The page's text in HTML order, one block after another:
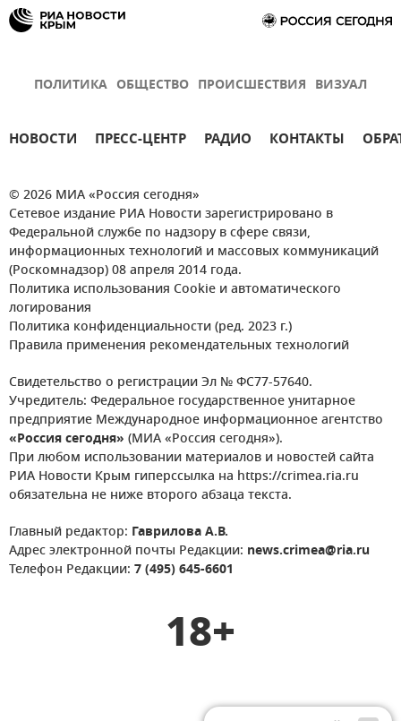
ПОЛИТИКА ОБЩЕСТВО ПРОИСШЕСТВИЯ ВИЗУАЛ
НОВОСТИ ПРЕСС-ЦЕНТР РАДИО КОНТАКТЫ
© 2026 МИА «Россия сегодня»
Сетевое издание РИА Новости зарегистрировано в
Федеральной службе по надзору в сфере связи,
информационных технологий и массовых коммуникаций
(Роскомнадзор) 08 апреля 2014 года.
Политика использования Cookie и автоматического
логирования
Политика конфиденциальности (ред. 2023 г.)
Правила применения рекомендательных технологий
Свидетельство о регистрации Эл № ФС77-57640.
Учредитель: Федеральное государственное унитарное
предприятие Международное информационное агентство
«Россия сегодня» (МИА «Россия сегодня»).
При любом использовании материалов и новостей сайта
РИА Новости Крым гиперссылка на https://crimea.ria.ru
обязательна не ниже второго абзаца текста.
Главный редактор: Гаврилова А.В.
Адрес электронной почты Редакции: news.crimea@ria.ru
Телефон Редакции: 7 (495) 645-6601
18+